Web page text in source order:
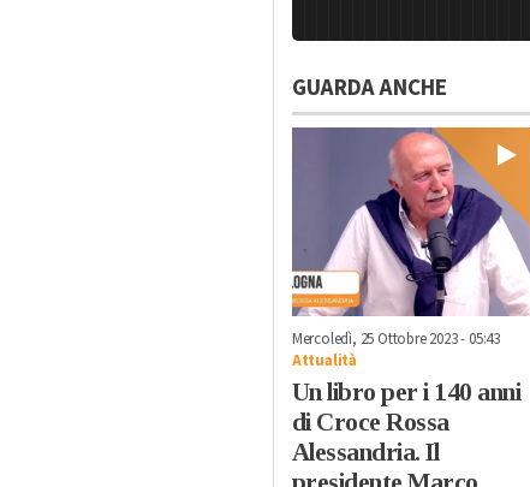
GUARDA ANCHE
Mercoledì, 25 Ottobre 2023 - 05:43
Attualità
Un libro per i 140 anni
di Croce Rossa
Alessandria. Il